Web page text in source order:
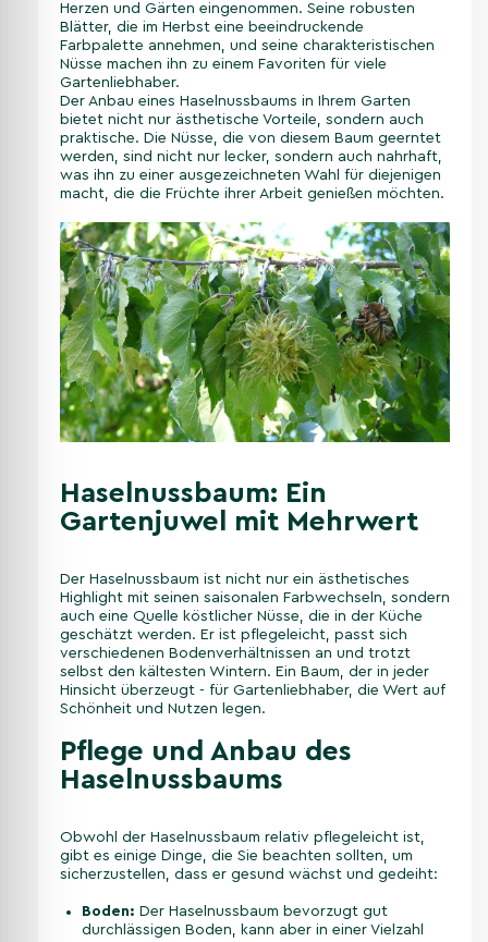
Herzen und Gärten eingenommen. Seine robusten
Blätter, die im Herbst eine beeindruckende
Farbpalette annehmen, und seine charakteristischen
Nüsse machen ihn zu einem Favoriten für viele
Gartenliebhaber.
Der Anbau eines Haselnussbaums in Ihrem Garten
bietet nicht nur ästhetische Vorteile, sondern auch
praktische. Die Nüsse, die von diesem Baum geerntet
werden, sind nicht nur lecker, sondern auch nahrhaft,
was ihn zu einer ausgezeichneten Wahl für diejenigen
macht, die die Früchte ihrer Arbeit genießen möchten.
Haselnussbaum: Ein
Gartenjuwel mit Mehrwert
Der Haselnussbaum ist nicht nur ein ästhetisches
Highlight mit seinen saisonalen Farbwechseln, sondern
auch eine Quelle köstlicher Nüsse, die in der Küche
geschätzt werden. Er ist pflegeleicht, passt sich
verschiedenen Bodenverhältnissen an und trotzt
selbst den kältesten Wintern. Ein Baum, der in jeder
Hinsicht überzeugt - für Gartenliebhaber, die Wert auf
Schönheit und Nutzen legen.
Pflege und Anbau des
Haselnussbaums
Obwohl der Haselnussbaum relativ pflegeleicht ist,
gibt es einige Dinge, die Sie beachten sollten, um
sicherzustellen, dass er gesund wächst und gedeiht:
Boden: Der Haselnussbaum bevorzugt gut
durchlässigen Boden, kann aber in einer Vielzahl